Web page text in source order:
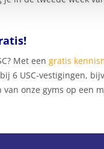
Met een gratis
6 USC-vestigingen,
onze gyms op een